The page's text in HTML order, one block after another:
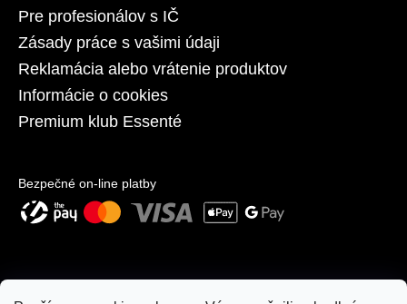
Pre profesionálov s IČ
Zásady práce s vašimi údaji
Reklamácia alebo vrátenie produktov
Informácie o cookies
Premium klub Essenté
Bezpečné on-line platby